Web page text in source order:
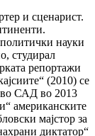
и сценарист.
науки
студирал
репортажи
(2010) се
во САД во 2013
американските
мајстор за
диктатор“